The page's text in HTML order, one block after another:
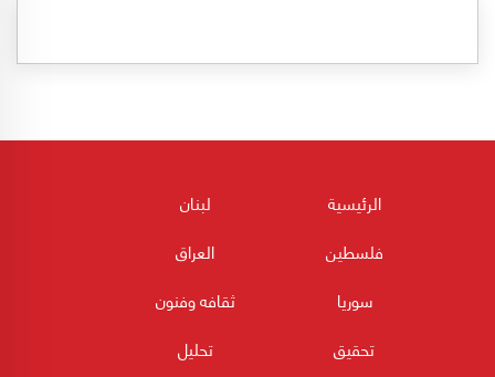
الرئيسية
لبنان
فلسطين
العراق
سوريا
ثقافه وفنون
تحقيق
تحليل